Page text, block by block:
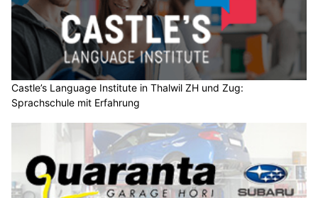
Castle’s Language Institute in Thalwil ZH und Zug:
Sprachschule mit Erfahrung